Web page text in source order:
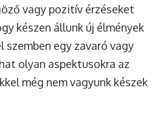
vagy pozitív érzéseket
készen állunk új élmények
szemben egy zavaró vagy
olyan aspektusokra az
még nem vagyunk készek